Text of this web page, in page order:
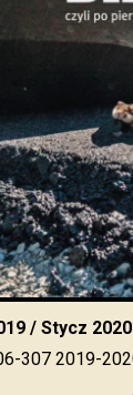
/ Stycz 2020
307 2019-